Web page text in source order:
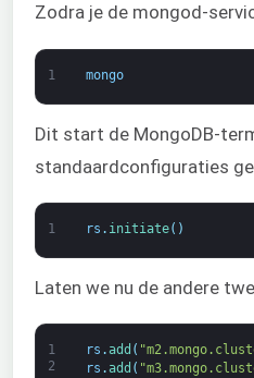
Zodra je de mongod-
1 mongo
Dit start de MongoDB-
standaardconfiguraties
1 rs . initiate( )
Laten we nu de andere
1
2
rs .add (
rs .add (